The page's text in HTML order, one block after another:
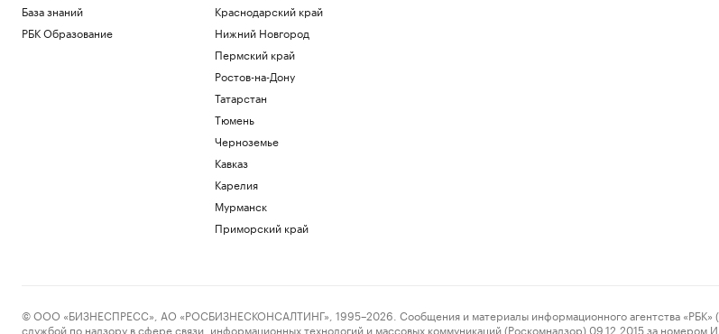
База знаний
РБК Образование
Краснодарский край
Нижний Новгород
Пермский край
Ростов-на-Дону
Татарстан
Тюмень
Черноземье
Кавказ
Карелия
Мурманск
Приморский край
© ООО «БИЗНЕСПРЕСС», АО «РОСБИЗНЕСКОНСАЛТИНГ», 1995–2026. Сообщения и материалы информационного агентства «РБК»
службой по надзору в сфере связи, информационных технологий и массовых коммуникаций (Роскомнадзор) 09.12.2015 за